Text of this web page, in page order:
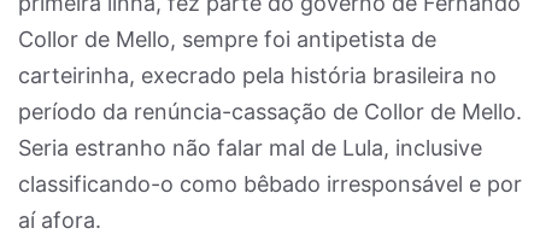
Collor de Mello, sempre foi antipetista de
carteirinha, execrado pela história brasileira no
período da renúncia-cassação de Collor de Mello.
Seria estranho não falar mal de Lula, inclusive
classificando-o como bêbado irresponsável e por
aí afora.